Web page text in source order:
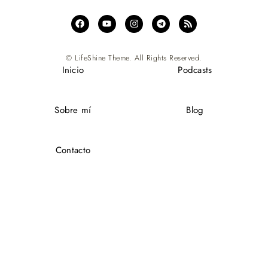
© LifeShine Theme. All Rights Reserved.
Inicio
Sobre mí
Contacto
Podcasts
Blog